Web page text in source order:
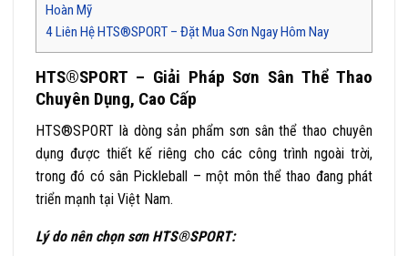
Hoàn Mỹ
4Liên Hệ HTS®SPORT – Đặt Mua Sơn Ngay Hôm Nay
HTS®SPORT – Giải Pháp Sơn Sân Thể Thao
Chuyên Dụng, Cao Cấp
HTS®SPORT là dòng sản phẩm sơn sân thể thao chuyên
dụng được thiết kế riêng cho các công trình ngoài trời,
trong đó có sân Pickleball – một môn thể thao đang phát
triển mạnh tại Việt Nam.
Lý do nên chọn sơn HTS®SPORT: